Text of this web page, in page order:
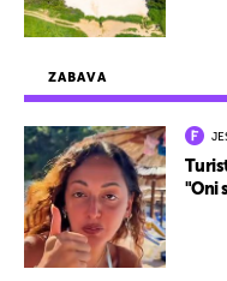
ZABAVA
"Oni